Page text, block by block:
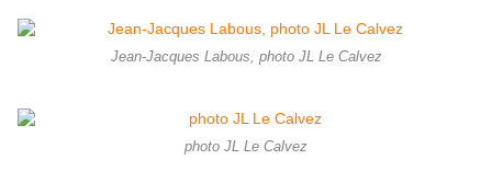
Jean-Jacques Labous, photo JL Le Calvez
photo JL Le Calvez